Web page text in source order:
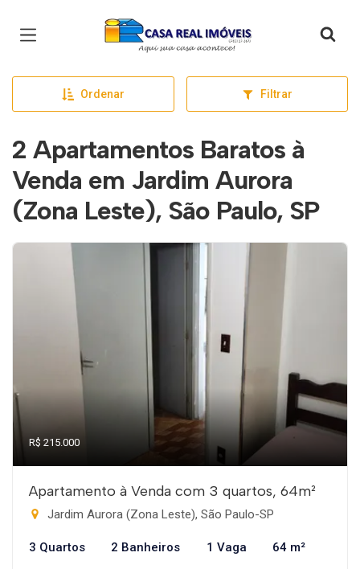
Página inicial
Ordenar Filtrar
2 Apartamentos Baratos à
Venda em Jardim Aurora
(Zona Leste), São Paulo, SP
R$ 215.000
Apartamento à Venda com 3 quartos, 64m²
Jardim Aurora (Zona Leste), São Paulo-SP
3 Quartos 2 Banheiros 1 Vaga 64 m²